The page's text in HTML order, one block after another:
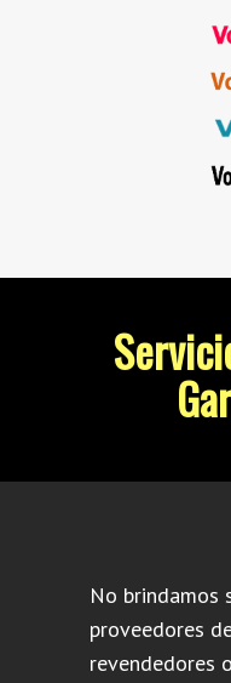
No brindamos
proveedores
revendedores